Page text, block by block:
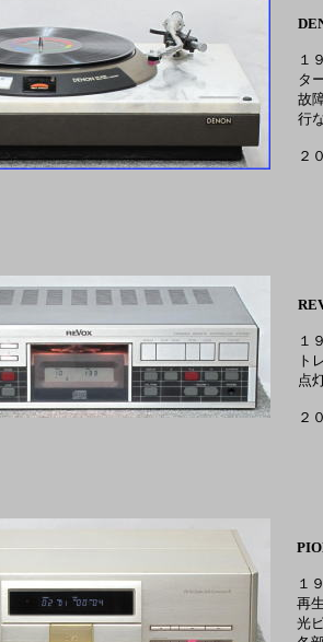
１
タ
故
行
２
１
ト
点
２
１
再
光